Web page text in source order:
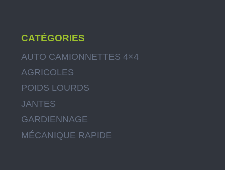
CATÉGORIES
AUTO CAMIONNETTES 4×4
AGRICOLES
POIDS LOURDS
JANTES
GARDIENNAGE
MÉCANIQUE RAPIDE